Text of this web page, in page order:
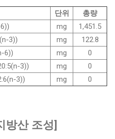
단위
총량
mg
1,451.5
3))
mg
122.8
6))
mg
0
3))
mg
0
3))
mg 0
방산 조성]